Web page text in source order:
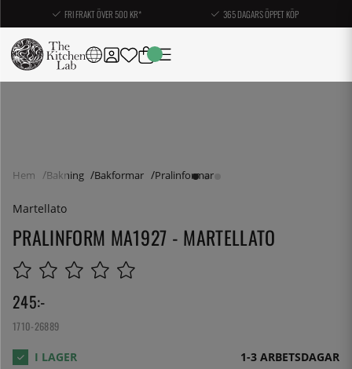
FRI FRAKT ÖVER 500 KR* 365 DAGARS ÖPPET KÖP
Hem Bakning Bakformar Pralinformar
Martellato
PRALINFORM MA1927 - MARTELLATO
245:-
1710-26889
1-3 ARBETSDAGAR